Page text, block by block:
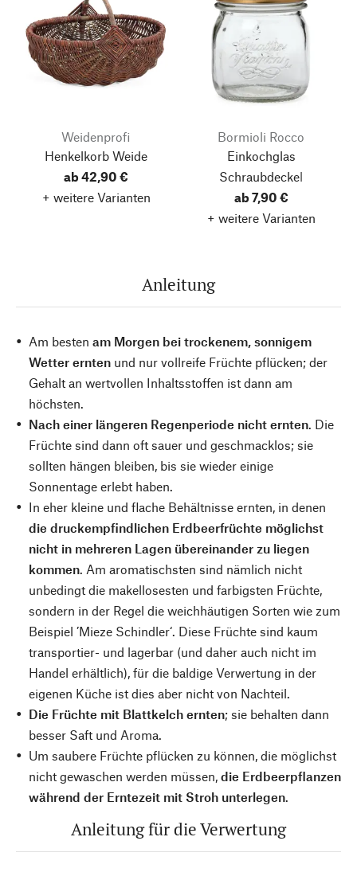
Weidenprofi
Henkelkorb Weide
ab 42,90 €
+ weitere Varianten
Bormioli Rocco
Einkochglas
Schraubdeckel
ab 7,90 €
+ weitere Varianten
Anleitung
Am besten am Morgen bei trockenem, sonnigem
Wetter ernten und nur vollreife Früchte pflücken; der
Gehalt an wertvollen Inhaltsstoffen ist dann am
höchsten.
Nach einer längeren Regenperiode nicht ernten. Die
Früchte sind dann oft sauer und geschmacklos; sie
sollten hängen bleiben, bis sie wieder einige
Sonnentage erlebt haben.
In eher kleine und flache Behältnisse ernten, in denen
die druckempfindlichen Erdbeerfrüchte möglichst
nicht in mehreren Lagen übereinander zu liegen
kommen. Am aromatischsten sind nämlich nicht
unbedingt die makellosesten und farbigsten Früchte,
sondern in der Regel die weichhäutigen Sorten wie zum
Beispiel ’Mieze Schindler‘. Diese Früchte sind kaum
transportier- und lagerbar (und daher auch nicht im
Handel erhältlich), für die baldige Verwertung in der
eigenen Küche ist dies aber nicht von Nachteil.
Die Früchte mit Blattkelch ernten; sie behalten dann
besser Saft und Aroma.
Um saubere Früchte pflücken zu können, die möglichst
nicht gewaschen werden müssen, die Erdbeerpflanzen
während der Erntezeit mit Stroh unterlegen.
Anleitung für die Verwertung